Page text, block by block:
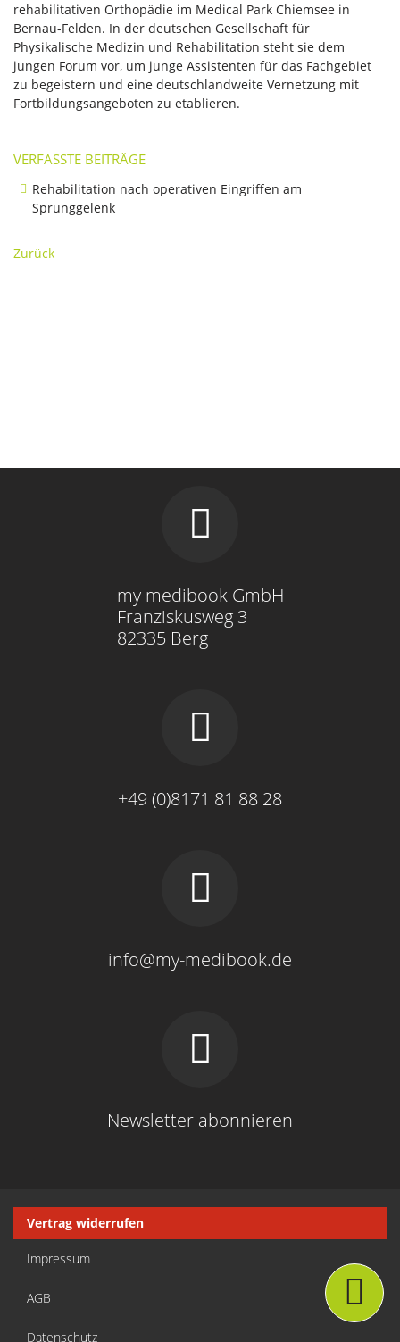
rehabilitativen Orthopädie im Medical Park Chiemsee in
Bernau-Felden. In der deutschen Gesellschaft für
Physikalische Medizin und Rehabilitation steht sie dem
jungen Forum vor, um junge Assistenten für das Fachgebiet
zu begeistern und eine deutschlandweite Vernetzung mit
Fortbildungsangeboten zu etablieren.
VERFASSTE BEITRÄGE
Rehabilitation nach operativen Eingriffen am
Sprunggelenk
Zurück
my medibook GmbH
Franziskusweg 3
82335 Berg
+49 (0)8171 81 88 28
info@my-medibook.de
Newsletter abonnieren
Navigation
überspringen
Vertrag widerrufen
Impressum
AGB
Datenschutz